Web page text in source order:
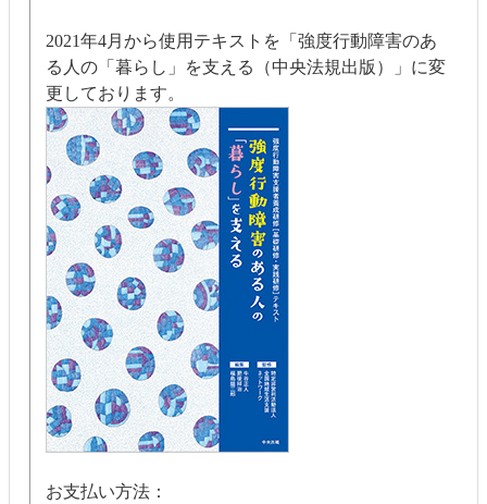
2021年4月から使用テキストを「強度行動障害のあ
る人の「暮らし」を支える（中央法規出版）」に変
更しております。
お支払い方法：